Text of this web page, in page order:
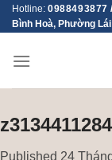
SkipHotline: 0988493877
Bình Hoà, Phường Lái
Published 24